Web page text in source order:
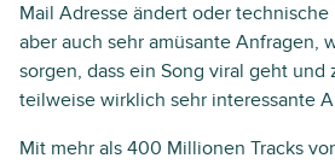
Mail Adresse ändert oder
aber auch sehr amüsante Anfragen,
sorgen, dass ein Song viral geht und
teilweise wirklich sehr interessante
Mit mehr als 400 Millionen Tracks